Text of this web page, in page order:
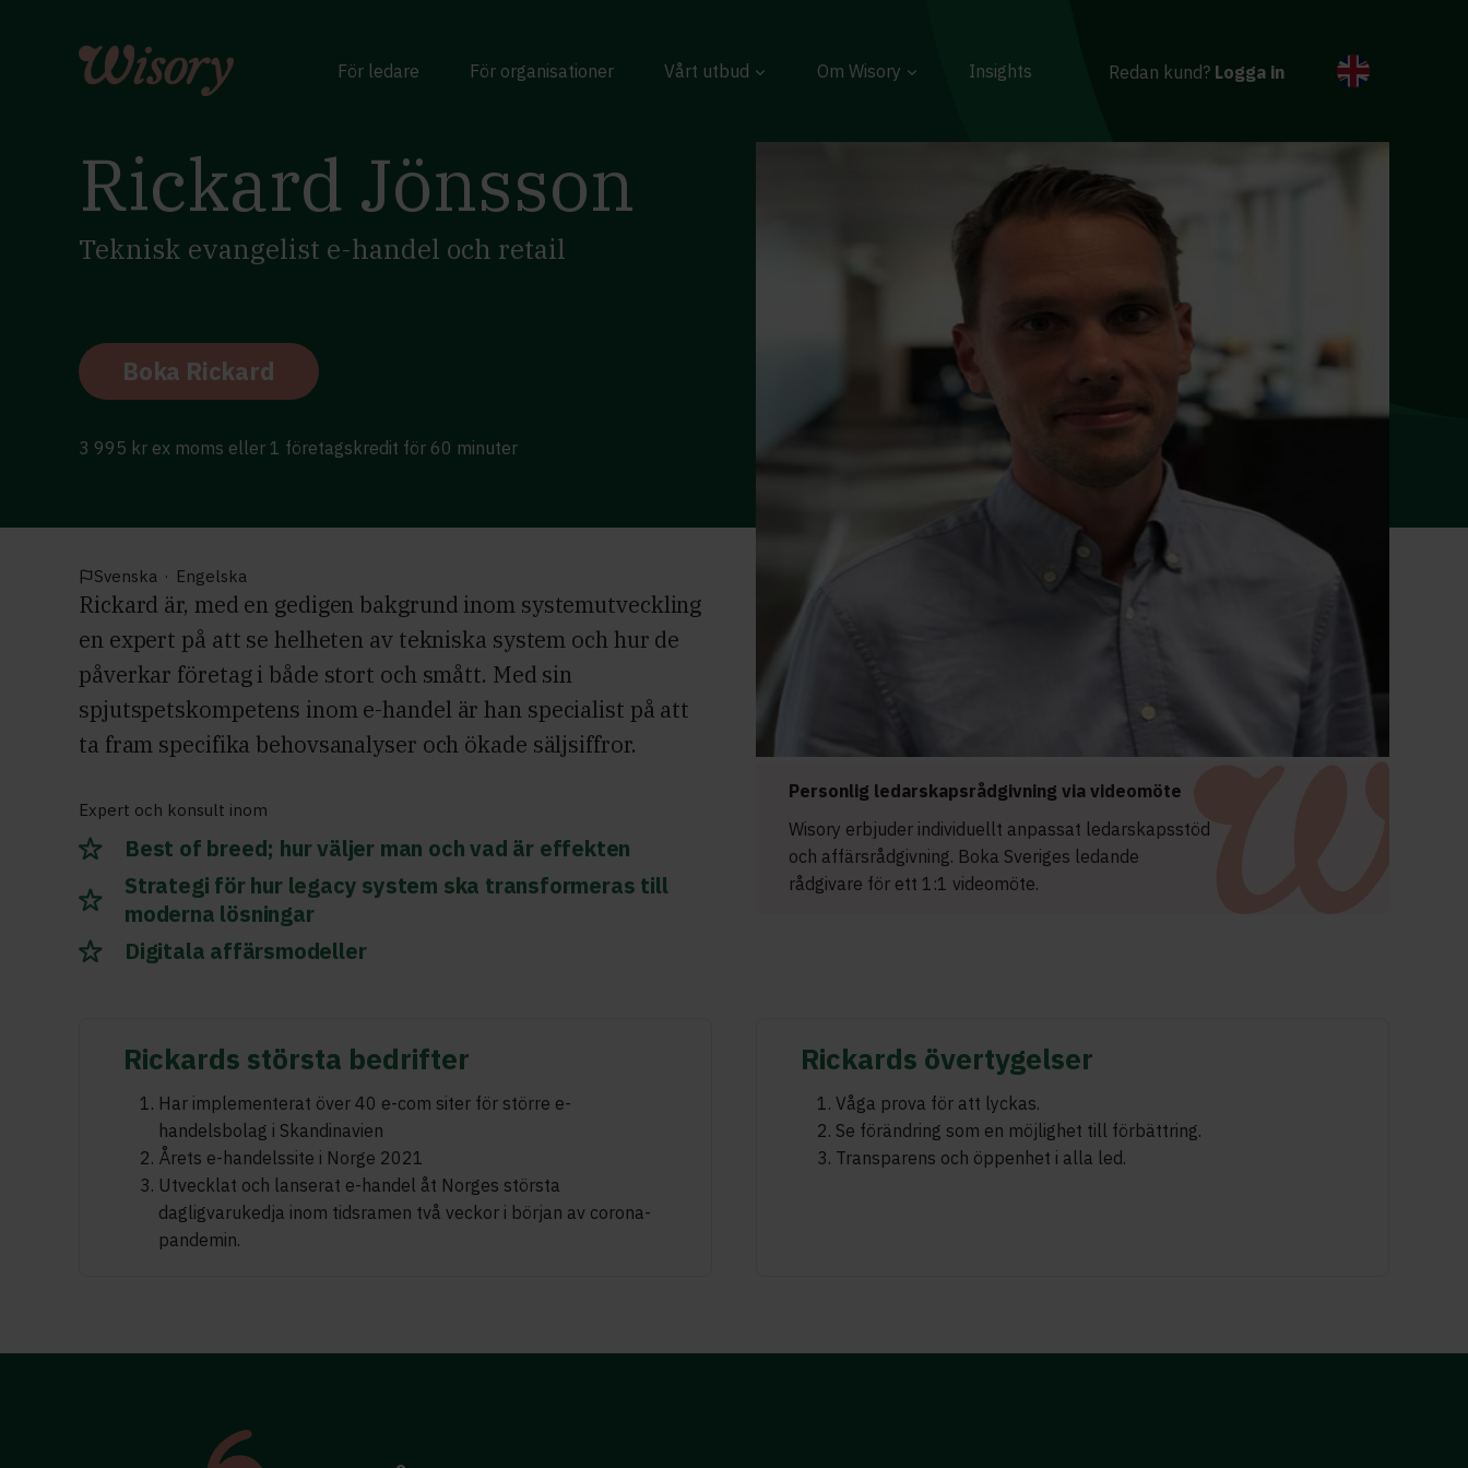
För ledare För organisationer Vårt utbud Om Wisory Insights Redan kund? Logga in
Rickard Jönsson
Teknisk evangelist e-handel och retail
Boka Rickard
3 995 kr ex moms eller 1 företagskredit för 60 minuter
Svenska · Engelska
Rickard är, med en gedigen bakgrund inom systemutveckling
en expert på att se helheten av tekniska system och hur de
påverkar företag i både stort och smått. Med sin
spjutspetskompetens inom e-handel är han specialist på att
ta fram specifika behovsanalyser och ökade säljsiffror.
Expert och konsult inom
Best of breed; hur väljer man och vad är effekten
Strategi för hur legacy system ska transformeras till
moderna lösningar
Digitala affärsmodeller
Personlig ledarskapsrådgivning via videomöte
Wisory erbjuder individuellt anpassat ledarskapsstöd
och affärsrådgivning. Boka Sveriges ledande
rådgivare för ett 1:1 videomöte.
Rickards största bedrifter
Har implementerat över 40 e-com siter för större e-
handelsbolag i Skandinavien
Årets e-handelssite i Norge 2021
Utvecklat och lanserat e-handel åt Norges största
dagligvarukedja inom tidsramen två veckor i början av corona-
pandemin.
Rickards övertygelser
Våga prova för att lyckas.
Se förändring som en möjlighet till förbättring.
Transparens och öppenhet i alla led.
Denna timme vidgade våra perspektiv och gav ny kunskap.